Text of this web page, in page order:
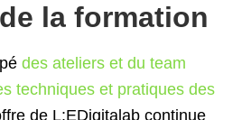
la formation
des ateliers et du team
techniques et pratiques des
de L:EDigitalab continue